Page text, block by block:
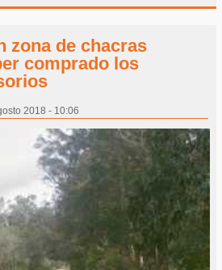
zona de chacras
comprado los
2018 - 10:06